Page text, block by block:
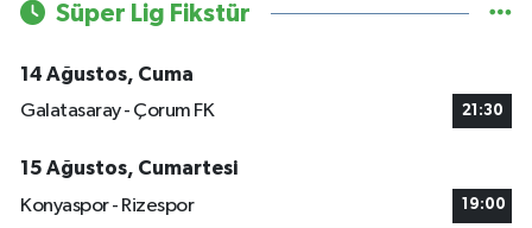
Süper Lig Fikstür
14 Ağustos, Cuma
Galatasaray - Çorum FK
21:30
15 Ağustos, Cumartesi
Konyaspor - Rizespor
19:00